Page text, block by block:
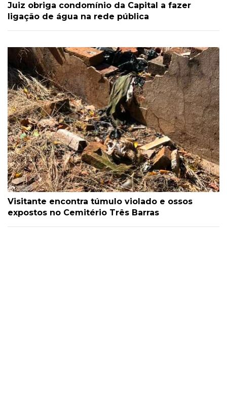
Juiz obriga condomínio da Capital a fazer
ligação de água na rede pública
Visitante encontra túmulo violado e ossos
expostos no Cemitério Três Barras